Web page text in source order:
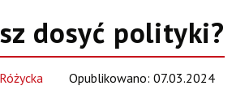
dosyć polityki?
Opublikowano: 07.03.2024